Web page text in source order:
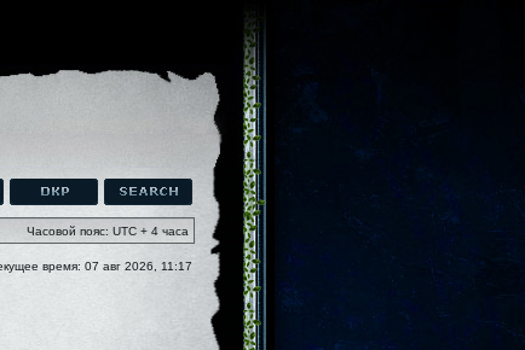
Часовой пояс: UTC + 4 часа
время: 07 авг 2026, 11:17